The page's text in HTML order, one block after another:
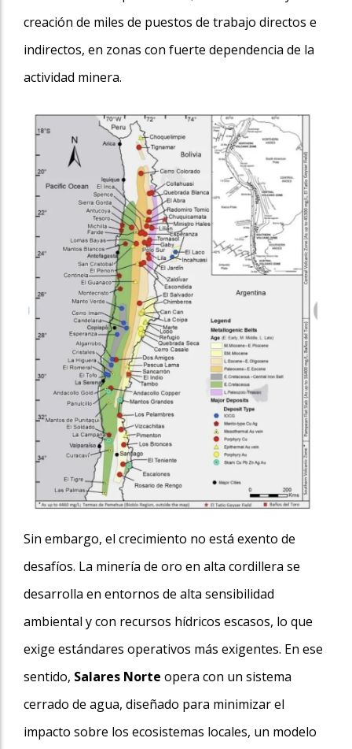
creación de miles de puestos de trabajo directos e
indirectos, en zonas con fuerte dependencia de la
actividad minera.
Sin embargo, el crecimiento no está exento de
desafíos. La minería de oro en alta cordillera se
desarrolla en entornos de alta sensibilidad
ambiental y con recursos hídricos escasos, lo que
exige estándares operativos más exigentes. En ese
sentido, Salares Norte opera con un sistema
cerrado de agua, diseñado para minimizar el
impacto sobre los ecosistemas locales, un modelo